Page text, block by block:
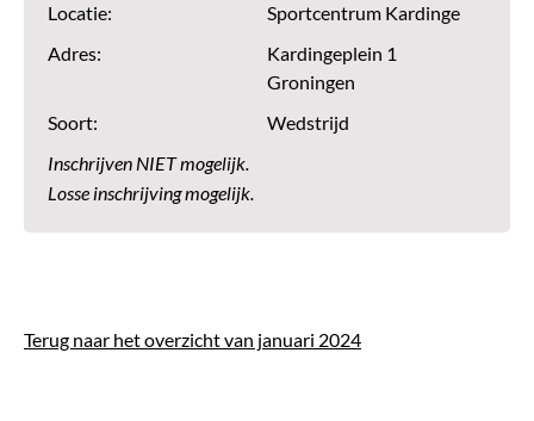
Locatie:
Sportcentrum Kardinge
Adres:
Kardingeplein 1
Groningen
Soort:
Wedstrijd
Inschrijven NIET mogelijk.
Losse inschrijving mogelijk.
Terug naar het overzicht van januari 2024